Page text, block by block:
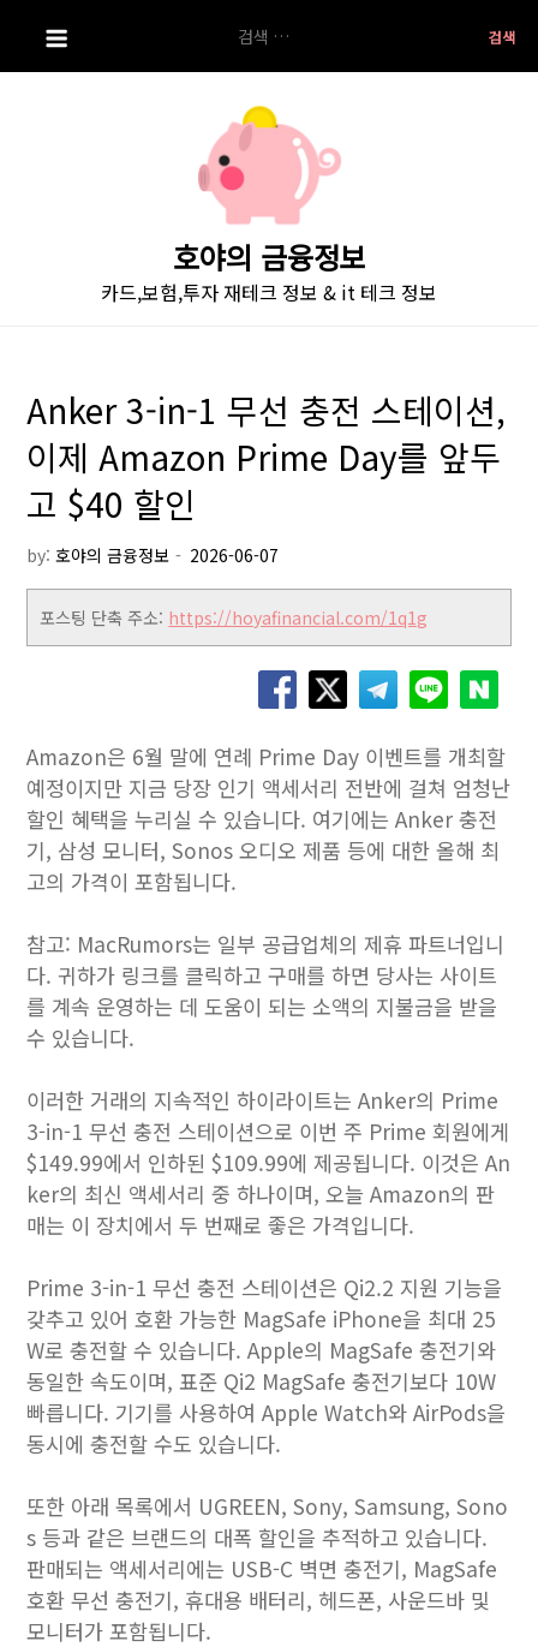
i
색:
호야의 금융정보
카드,보험,투자 재테크 정보 & it 테크 정보
Anker 3-in-1 무선 충전 스테이션,
이제 Amazon Prime Day를 앞두
고 $40 할인
by:호야의 금융정보
포스팅 단축 주소: https://hoyafinancial.com/1q1g
Amazon은 6월 말에 연례 Prime Day 이벤트를 개최할
예정이지만 지금 당장 인기 액세서리 전반에 걸쳐 엄청난
할인 혜택을 누리실 수 있습니다. 여기에는 Anker 충전
기, 삼성 모니터, Sonos 오디오 제품 등에 대한 올해 최
고의 가격이 포함됩니다.
참고: MacRumors는 일부 공급업체의 제휴 파트너입니
다. 귀하가 링크를 클릭하고 구매를 하면 당사는 사이트
를 계속 운영하는 데 도움이 되는 소액의 지불금을 받을
수 있습니다.
이러한 거래의 지속적인 하이라이트는 Anker의 Prime
3-in-1 무선 충전 스테이션으로 이번 주 Prime 회원에게
$149.99에서 인하된 $109.99에 제공됩니다. 이것은 An
ker의 최신 액세서리 중 하나이며, 오늘 Amazon의 판
매는 이 장치에서 두 번째로 좋은 가격입니다.
Prime 3-in-1 무선 충전 스테이션은 Qi2.2 지원 기능을
갖추고 있어 호환 가능한 MagSafe ‌iPhone‌을 최대 25
W로 충전할 수 있습니다. Apple의 MagSafe 충전기와
동일한 속도이며, 표준 Qi2 MagSafe 충전기보다 10W
빠릅니다. 기기를 사용하여 Apple Watch와 AirPods을
동시에 충전할 수도 있습니다.
또한 아래 목록에서 UGREEN, Sony, Samsung, Sono
s 등과 같은 브랜드의 대폭 할인을 추적하고 있습니다.
판매되는 액세서리에는 USB-C 벽면 충전기, MagSafe
호환 무선 충전기, 휴대용 배터리, 헤드폰, 사운드바 및
모니터가 포함됩니다.